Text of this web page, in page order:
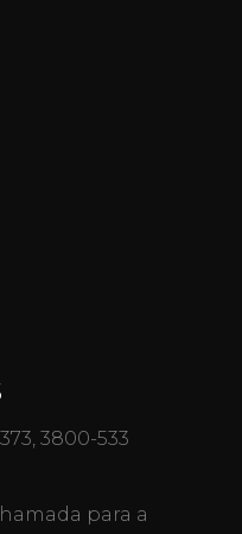
3800-533
para a